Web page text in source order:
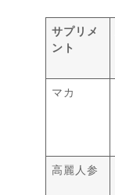
サプリメ
ント
マカ
高麗人参